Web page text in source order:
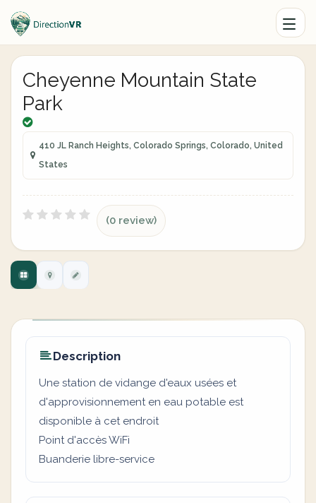
Cheyenne Mountain State
Park
410 JL Ranch Heights, Colorado Springs, Colorado, United
States
(0 review)
Description
Une station de vidange d'eaux usées et
d'approvisionnement en eau potable est
disponible à cet endroit
Point d'accès WiFi
Buanderie libre-service